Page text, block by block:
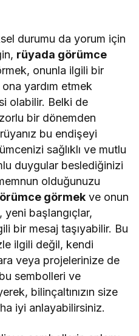
durumu da yorum için
rüyada görümce
onunla ilgili bir
ona yardım etmek
olabilir. Belki de
bir dönemden
bu endişeyi
sağlıklı ve mutlu
duygular beslediğinizi
olduğunuzu
görmek ve onun
başlangıçlar,
bir mesaj taşıyabilir. Bu
ilgili değil, kendi
veya projelerinize de
sembolleri ve
bilinçaltınızın size
iyi anlayabilirsiniz.